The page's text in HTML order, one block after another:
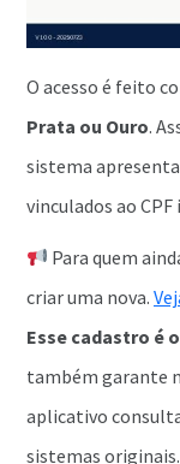
O acesso é feito
Prata ou Ouro.
sistema
vinculados ao
Para quem
criar uma nova.
Esse cadastro é
também garante
aplicativo
sistemas originais.